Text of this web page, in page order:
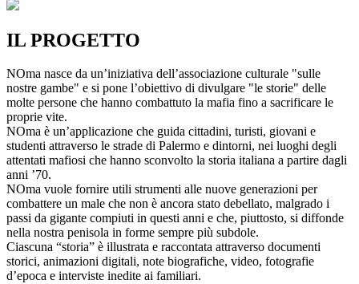
IL PROGETTO
NOma nasce da un’iniziativa dell’associazione culturale "sulle
nostre gambe" e si pone l’obiettivo di divulgare "le storie" delle
molte persone che hanno combattuto la mafia fino a sacrificare le
proprie vite.
NOma è un’applicazione che guida cittadini, turisti, giovani e
studenti attraverso le strade di Palermo e dintorni, nei luoghi degli
attentati mafiosi che hanno sconvolto la storia italiana a partire dagli
anni ’70.
NOma vuole fornire utili strumenti alle nuove generazioni per
combattere un male che non è ancora stato debellato, malgrado i
passi da gigante compiuti in questi anni e che, piuttosto, si diffonde
nella nostra penisola in forme sempre più subdole.
Ciascuna “storia” è illustrata e raccontata attraverso documenti
storici, animazioni digitali, note biografiche, video, fotografie
d’epoca e interviste inedite ai familiari.